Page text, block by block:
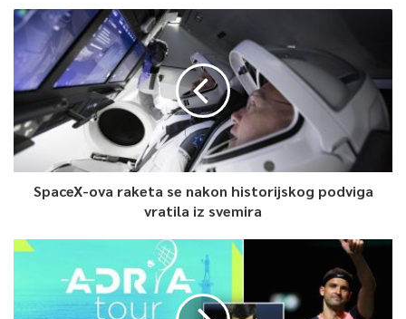
komesara Uprave policije Ministarstva unutrašnjih poslova
Kantona Sarajevo za vremenski period januar – mart 2020.
godine, Strategiju upravljanja dugom Kantona Sarajevo 2020-
2022. godina, te Informaciju o nadzoru nad postupcima javnih
nabavki u Kantonu Sarajevo.
Usvojen je Zaključak kojim se nalaže Vladi Kantona Sarajevo da
za 26. sjednicu Skupštine KS pripremi informaciju o
Članovi Kolegija su se saglasili da ovaj dnevni red dopune i sa
sljedećim tačkama i to: Izvještajem o radu za 2019. godinu i
Izvještajem o finansijskom poslovanju za period
SpaceX-ova raketa se nakon historijskog podviga
vratila iz svemira